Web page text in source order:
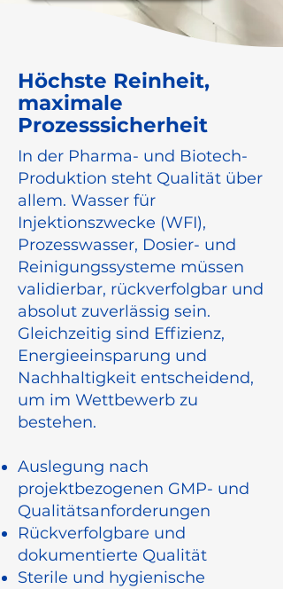
Höchste Reinheit,
maximale
Prozesssicherheit
In der Pharma- und Biotech-
Produktion steht Qualität über
allem. Wasser für
Injektionszwecke (WFI),
Prozesswasser, Dosier- und
Reinigungssysteme müssen
validierbar, rückverfolgbar und
absolut zuverlässig sein.
Gleichzeitig sind Effizienz,
Energieeinsparung und
Nachhaltigkeit entscheidend,
um im Wettbewerb zu
bestehen.
Auslegung nach
projektbezogenen GMP- und
Qualitätsanforderungen
Rückverfolgbare und
dokumentierte Qualität
Sterile und hygienische